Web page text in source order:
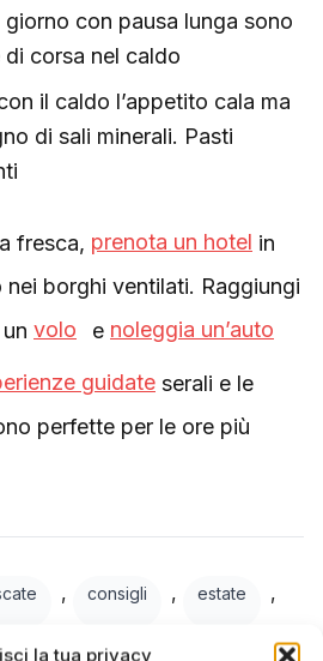
la tua privacy
con pausa lunga sono
corsa nel caldo
il caldo l’appetito cala ma
di sali minerali. Pasti
fresca, prenota un hotel in
borghi ventilati. Raggiungi
volo e noleggia un’auto
guidate serali e le
perfette per le ore più
, consigli , estate ,
, notte